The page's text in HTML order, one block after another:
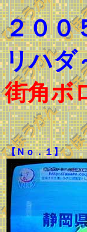
２００
リハダ
街角ボ
【Ｎｏ．１】